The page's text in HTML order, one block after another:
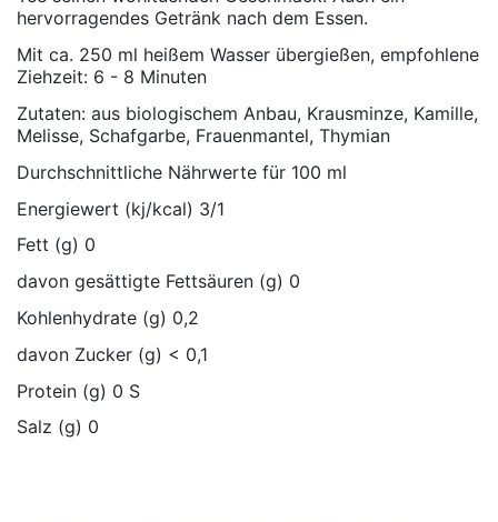
hervorragendes Getränk nach dem Essen.
Mit ca. 250 ml heißem Wasser übergießen, empfohlene
Ziehzeit: 6 - 8 Minuten
Zutaten: aus biologischem Anbau, Krausminze, Kamille,
Melisse, Schafgarbe, Frauenmantel, Thymian
Durchschnittliche Nährwerte für 100 ml
Energiewert (kj/kcal) 3/1
Fett (g) 0
davon gesättigte Fettsäuren (g) 0
Kohlenhydrate (g) 0,2
davon Zucker (g) < 0,1
Protein (g) 0 S
Salz (g) 0